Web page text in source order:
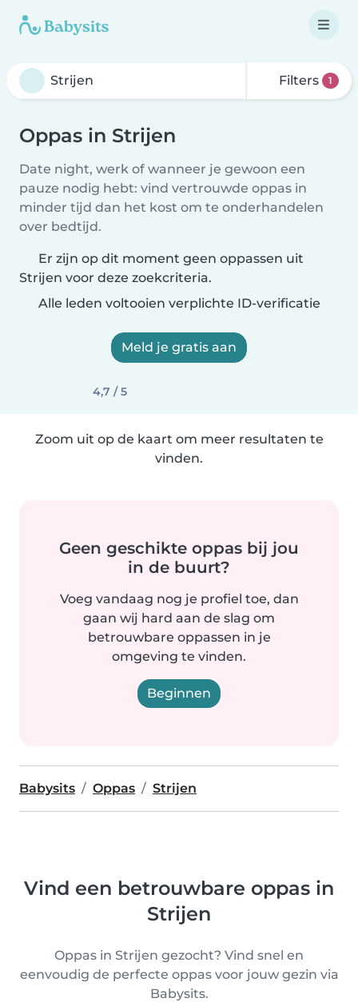
Filters 1
Oppas in Strijen
Date night, werk of wanneer je gewoon een
pauze nodig hebt: vind vertrouwde oppas in
minder tijd dan het kost om te onderhandelen
over bedtijd.
Er zijn op dit moment geen oppassen uit
Strijen voor deze zoekcriteria.
Alle leden voltooien verplichte ID-verificatie
Meld je gratis aan
4,7 / 5
Zoom uit op de kaart om meer resultaten te
vinden.
Geen geschikte oppas bij jou
in de buurt?
Voeg vandaag nog je profiel toe, dan
gaan wij hard aan de slag om
betrouwbare oppassen in je
omgeving te vinden.
Beginnen
Babysits Oppas Strijen
Vind een betrouwbare oppas in
Strijen
Oppas in Strijen gezocht? Vind snel en
eenvoudig de perfecte oppas voor jouw gezin via
Babysits.